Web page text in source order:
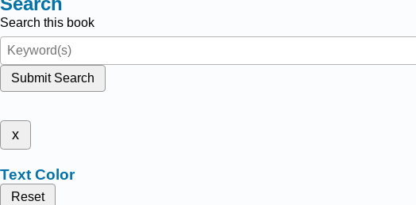
Search this book
Submit Search
x
Text Color
Reset